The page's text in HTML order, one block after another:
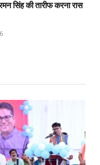
सिंह की तारीफ करना रास